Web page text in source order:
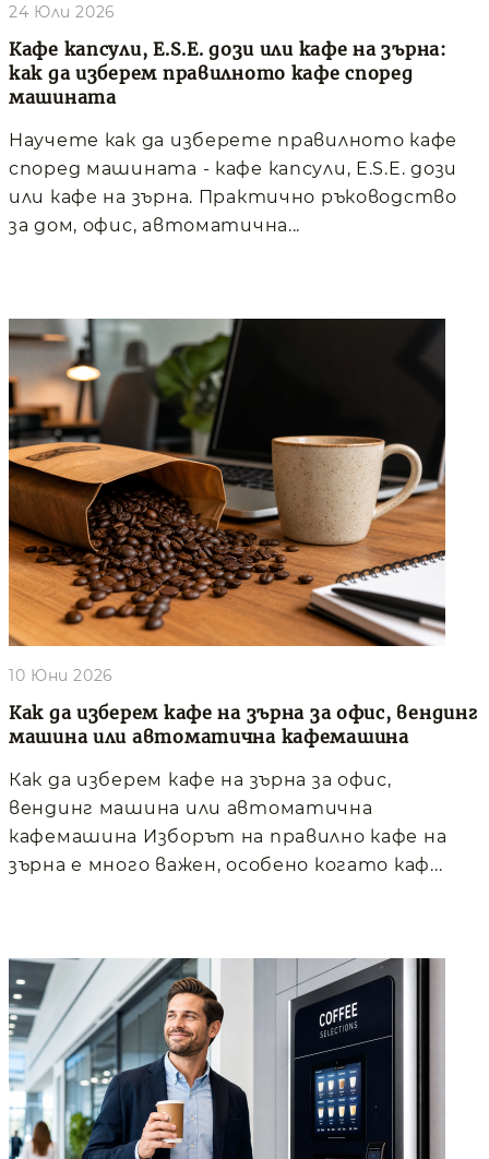
Кафе капсули, E.S.E. дози или кафе на зърна:
как да изберем правилното кафе според
машината
24 Юли 2026
Научете как да изберете правилното кафе
според машината - кафе капсули, E.S.E. дози
или кафе на зърна. Практично ръководство
за дом, офис, автоматична...
Как да изберем кафе на зърна за офис, вендинг
машина или автоматична кафемашина
10 Юни 2026
Как да изберем кафе на зърна за офис,
вендинг машина или автоматична
кафемашина Изборът на правилно кафе на
зърна е много важен, особено когато каф...